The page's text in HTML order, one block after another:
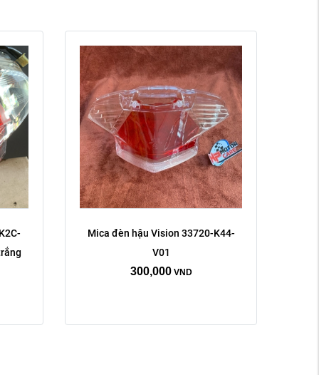
Mica đèn hậu Vision 33720-K44-
V01
300,000 VND